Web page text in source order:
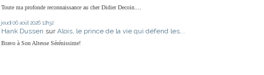
Toute ma profonde reconnaissance au cher Didier Decoin....
jeudi 06 août 2026 12h32
Hank Dussen sur Alois, le prince de la vie qui défend les...
Bravo à Son Altesse Sérénissime!